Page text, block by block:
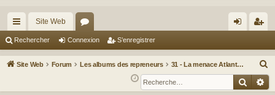
cc
ès
Site Web
or
u ne
xi
nr
eg
Rechercher Connexion S’enregistrer
Site Web Forum Les albums des repreneurs 31 - La menace Atlante ( 21 novembre 2025)
e
c